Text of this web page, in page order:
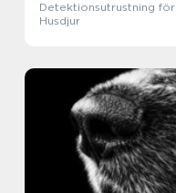
Detektionsutrustning för
Husdjur